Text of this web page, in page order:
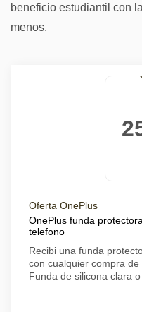
beneficio estudiantil con
menos.
Oferta OnePlus
OnePlus funda
telefono
Recibi una funda
con cualquier compra de
Funda de silicona clara